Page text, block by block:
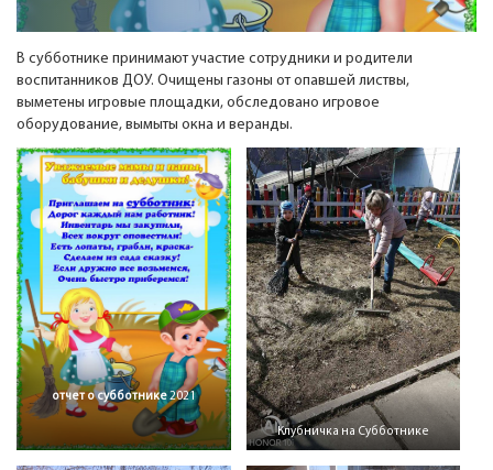
В субботнике принимают участие сотрудники и родители
воспитанников ДОУ. Очищены газоны от опавшей листвы,
выметены игровые площадки, обследовано игровое
оборудование, вымыты окна и веранды.
отчет о субботнике2021
Клубничка на Субботнике